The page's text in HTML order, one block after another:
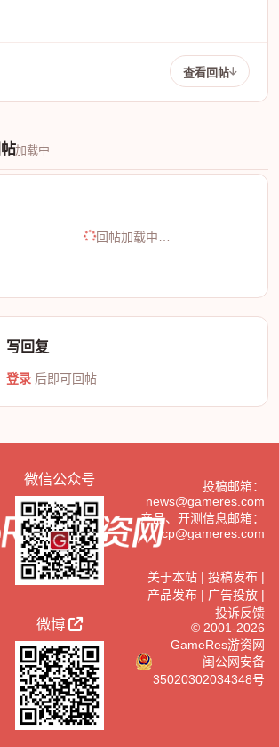
查看回帖
加载中
回帖加载中…
写回复
登录 后即可回帖
微信公众号
微博
投稿邮箱：
news@gameres.com
产品、开测信息邮箱：
cp@gameres.com
关于本站| 投稿发布|
产品发布| 广告投放|
投诉反馈
© 2001-2026
GameRes游资网
闽公网安备
35020302034348号